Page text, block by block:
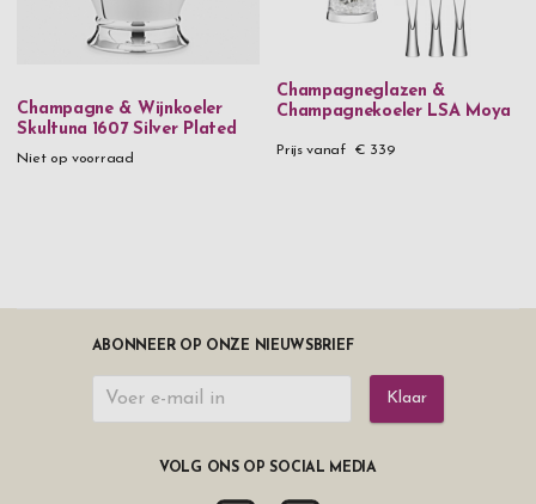
Champagne & Wijnkoeler
Skultuna 1607 Silver Plated
Niet op voorraad
Champagneglazen &
Champagnekoeler LSA Moya
Prijs vanaf € 339
ABONNEER OP ONZE NIEUWSBRIEF
Klaar
VOLG ONS OP SOCIAL MEDIA